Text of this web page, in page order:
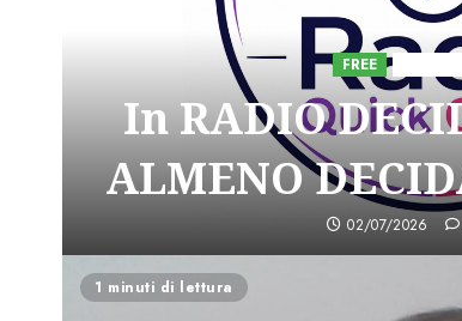
FREE
In RADIO
ALMENO
02/07/2026
1 minuti di lettura